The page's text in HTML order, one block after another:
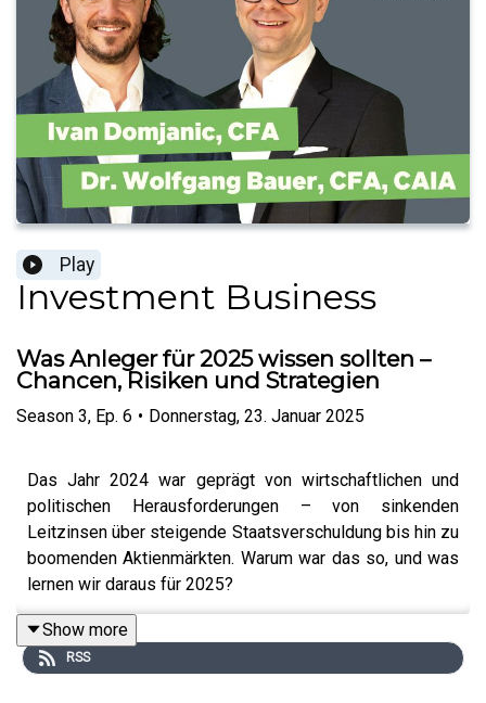
Play
Investment Business
Was Anleger für 2025 wissen sollten –
Chancen, Risiken und Strategien
Season 3, Ep. 6 • Donnerstag, 23. Januar 2025
Das Jahr 2024 war geprägt von wirtschaftlichen und
politischen Herausforderungen – von sinkenden
Leitzinsen über steigende Staatsverschuldung bis hin zu
boomenden Aktienmärkten. Warum war das so, und was
lernen wir daraus für 2025?
Was bedeuten sinkende Zinsen bei gleichzeitig
Show more
RSS